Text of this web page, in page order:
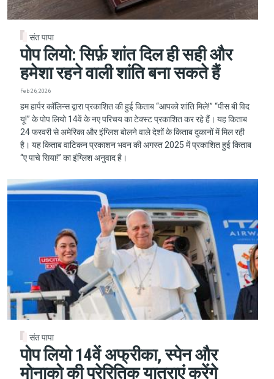
संत पापा
पोप लियो: सिर्फ़ शांत दिल ही सही और
हमेशा रहने वाली शांति बना सकते हैं
Feb 26, 2026
हम हार्पर कॉलिन्स द्वारा प्रकाशित की हुई किताब “आपको शांति मिले!” “पीस बी विद
यू!” के पोप लियो 14वें के नए परिचय का टेक्स्ट प्रकाशित कर रहे हैं। यह किताब
24 फरवरी से अमेरिका और इंग्लिश बोलने वाले देशों के किताब दुकानों में मिल रही
है। यह किताब वाटिकन प्रकाशन भवन की अगस्त 2025 में प्रकाशित हुई किताब
“ए पाचे सिया!” का इंग्लिश अनुवाद है।
संत पापा
पोप लियो 14वें अफ्रीका, स्पेन और
मोनाको की प्रेरितिक यात्राएं करेंगे